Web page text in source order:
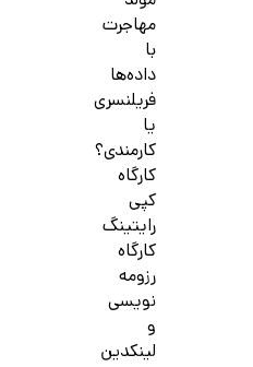
مهاجرت
با
داده‌ها
فریلنسری
یا
کارمندی؟
کارگاه
کپی
رایتینگ
کارگاه
رزومه
نویسی
و
لینکدین